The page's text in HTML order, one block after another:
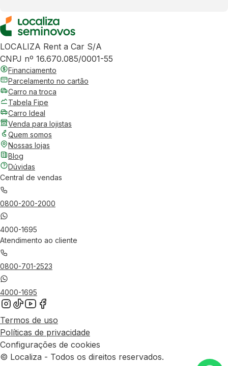
LOCALIZA Rent a Car S/A
CNPJ nº 16.670.085/0001-55
Financiamento
Parcelamento no cartão
Carro na troca
Tabela Fipe
Carro Ideal
Venda para lojistas
Quem somos
Nossas lojas
Blog
Dúvidas
Central de vendas
0800-200-2000
4000-1695
Atendimento ao cliente
0800-701-2523
4000-1695
Termos de uso
Políticas de privacidade
Configurações de cookies
© Localiza - Todos os direitos reservados.